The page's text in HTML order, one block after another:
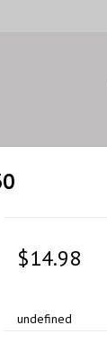
$14.98
undefined